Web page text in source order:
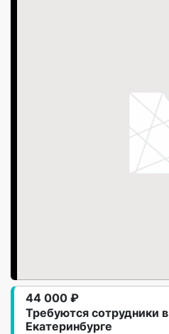
Требуются сотрудники
Екатеринбурге
44 000 ₽